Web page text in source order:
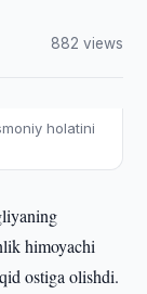
882 views
holatini
himoyachi
ostiga olishdi.